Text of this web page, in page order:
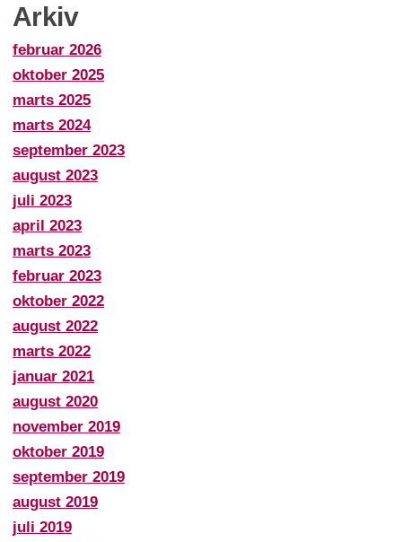
Arkiv
februar 2026
oktober 2025
marts 2025
marts 2024
september 2023
august 2023
juli 2023
april 2023
marts 2023
februar 2023
oktober 2022
august 2022
marts 2022
januar 2021
august 2020
november 2019
oktober 2019
september 2019
august 2019
juli 2019